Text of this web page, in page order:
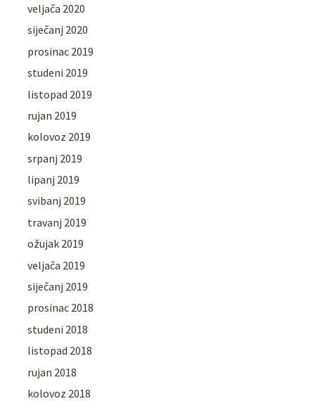
veljača 2020
siječanj 2020
prosinac 2019
studeni 2019
listopad 2019
rujan 2019
kolovoz 2019
srpanj 2019
lipanj 2019
svibanj 2019
travanj 2019
ožujak 2019
veljača 2019
siječanj 2019
prosinac 2018
studeni 2018
listopad 2018
rujan 2018
kolovoz 2018